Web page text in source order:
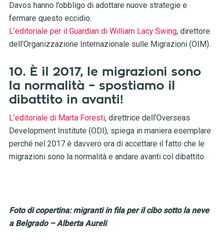
Davos hanno l’obbligo di adottare nuove strategie e
fermare questo eccidio.
L’editoriale per il Guardian di William Lacy Swing, direttore
dell’Organizzazione Internazionale sulle Migrazioni (OIM).
10. È il 2017, le migrazioni sono
la normalità – spostiamo il
dibattito in avanti!
L’editoriale di Marta Foresti, direttrice dell’Overseas
Development Institute (ODI), spiega in maniera esemplare
perché nel 2017 è davvero ora di accettare il fatto che le
migrazioni sono la normalità e andare avanti col dibattito.
Foto di copertina: migranti in fila per il cibo sotto la neve
a Belgrado – Alberta Aureli.